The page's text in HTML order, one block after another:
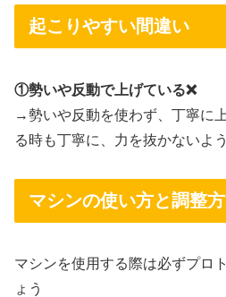
起こりやすい間違い
①勢いや反動で上げている❌
→勢いや反動を使わず、丁寧に
る時も丁寧に、力を抜かないよ
マシンの使い方と調整
マシンを使用する際は必ずプロ
ょう